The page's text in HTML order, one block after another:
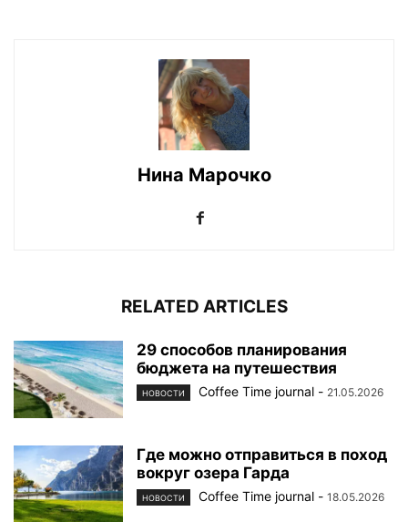
Нина Марочко
RELATED ARTICLES
29 способов планирования
бюджета на путешествия
НОВОСТИ Coffee Time journal - 21.05.2026
Где можно отправиться в поход
вокруг озера Гарда
НОВОСТИ Coffee Time journal - 18.05.2026